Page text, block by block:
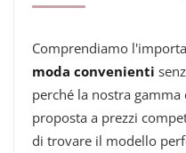
Comprendiamo
moda convenienti
perché la nostra
proposta a prezzi
di trovare il modello